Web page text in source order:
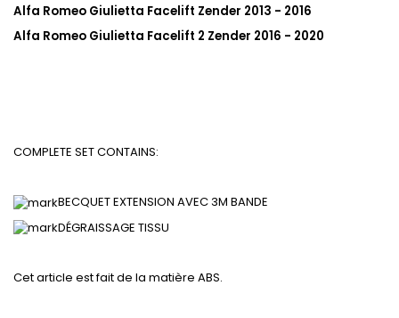
Alfa Romeo Giulietta Facelift Zender 2013 - 2016
Alfa Romeo Giulietta Facelift 2 Zender 2016 - 2020
COMPLETE SET CONTAINS:
BECQUET EXTENSION AVEC 3M BANDE
DÉGRAISSAGE TISSU
Cet article est fait de la matière ABS.